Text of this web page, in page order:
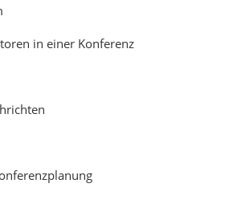
in einer Konferenz